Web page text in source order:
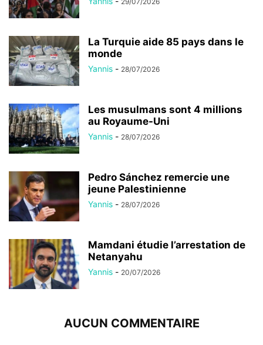
La Turquie aide 85 pays dans le
monde
Yannis - 28/07/2026
Les musulmans sont 4 millions
au Royaume-Uni
Yannis - 28/07/2026
Pedro Sánchez remercie une
jeune Palestinienne
Yannis - 28/07/2026
Mamdani étudie l’arrestation de
Netanyahu
Yannis - 20/07/2026
AUCUN COMMENTAIRE